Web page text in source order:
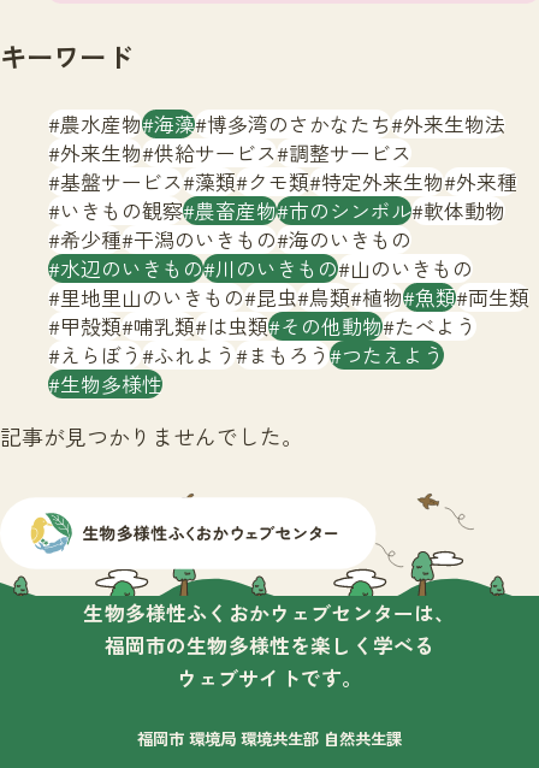
文字サイズ 小 中 大
生物多様性ふくおかウェブセンターとは
サイトマップ
キーワード
農水産物 海藻 博多湾のさかなたち 外来生物法
外来生物 供給サービス 調整サービス
基盤サービス 藻類 クモ類 特定外来生物 外来種
いきもの観察 農畜産物 市のシンボル 軟体動物
希少種 干潟のいきもの 海のいきもの
水辺のいきもの 川のいきもの 山のいきもの
里地里山のいきもの 昆虫 鳥類 植物 魚類 両生類
甲殻類 哺乳類 は虫類 その他動物 たべよう
えらぼう ふれよう まもろう つたえよう
生物多様性
記事が見つかりませんでした。
生物多様性ふくおかウェブセンターは、
福岡市の生物多様性を楽しく学べる
ウェブサイトです。
福岡市 環境局 環境共生部 自然共生課